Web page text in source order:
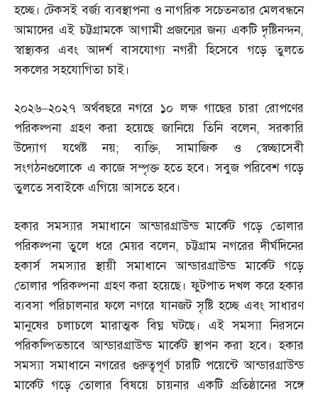
হচ্ছে। টেকসই বর্জ্য ব্যবস্থাপনা ও নাগরিক সচেতনতার মেলবন্ধনে
আমাদের এই চট্টগ্রামকে আগামী প্রজন্মের জন্য একটি দৃষ্টিনন্দন,
স্বাস্থ্যকর এবং আদর্শ বাসযোগ্য নগরী হিসেবে গড়ে তুলতে
সকলের সহযোগিতা চাই।
২০২৬–২০২৭ অর্থবছরে নগরে ১০ লক্ষ গাছের চারা রোপণের
পরিকল্পনা গ্রহণ করা হয়েছে জানিয়ে তিনি বলেন,সরকারি
উদ্যোগ যথেষ্ট নয়;ব্যক্তি,সামাজিক ও স্বেচ্ছাসেবী
সংগঠনগুলোকে এ কাজে সম্পৃক্ত হতে হবে। সবুজ পরিবেশ গড়ে
তুলতে সবাইকে এগিয়ে আসতে হবে।
হকার সমস্যার সমাধানে আন্ডারগ্রাউন্ড মার্কেট গড়ে তোলার
পরিকল্পনা তুলে ধরে মেয়র বলেন,চট্টগ্রাম নগরের দীর্ঘদিনের
হকার্স সমস্যার স্থায়ী সমাধানে আন্ডারগ্রাউন্ড মার্কেট গড়ে
তোলার পরিকল্পনা গ্রহণ করা হয়েছে। ফুটপাত দখল করে হকার
ব্যবসা পরিচালনার ফলে নগরে যানজট সৃষ্টি হচ্ছে এবং সাধারণ
মানুষের চলাচলে মারাত্মক বিঘ্ন ঘটছে। এই সমস্যা নিরসনে
পরিকল্পিতভাবে আন্ডারগ্রাউন্ড মার্কেট স্থাপন করা হবে। হকার
সমস্যা সমাধানে নগরের গুরুত্বপূর্ণ চারটি পয়েন্টে আন্ডারগ্রাউন্ড
মার্কেট গড়ে তোলার বিষয়ে চায়নার একটি প্রতিষ্ঠানের সঙ্গে